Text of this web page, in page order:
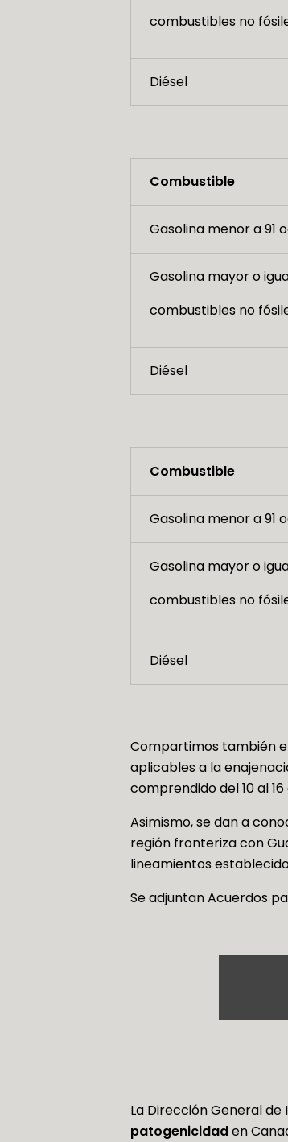
combustibles no
Diésel
Combustible
Gasolina menor a 91
Gasolina mayor o
combustibles no
Diésel
Combustible
Gasolina menor a 91
Gasolina mayor o
combustibles no
Diésel
Compartimos también
aplicables a la
comprendido del 10 al
Asimismo, se dan a
región fronteriza con
lineamientos
Se adjuntan Acuerdos
La Dirección General
patogenicidaden